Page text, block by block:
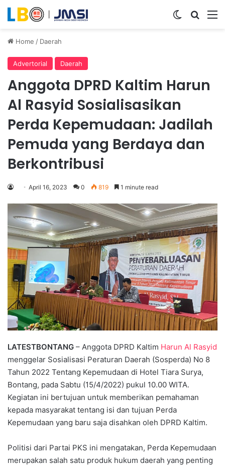
Switch skin
Home / Daerah
Advertorial Daerah
Anggota DPRD Kaltim Harun
Al Rasyid Sosialisasikan
Perda Kepemudaan: Jadilah
Pemuda yang Berdaya dan
Berkontribusi
April 16, 2023 0 819 1 minute read
LATESTBONTANG – Anggota DPRD Kaltim Harun Al Rasyid
menggelar Sosialisasi Peraturan Daerah (Sosperda) No 8
Tahun 2022 Tentang Kepemudaan di Hotel Tiara Surya,
Bontang, pada Sabtu (15/4/2022) pukul 10.00 WITA.
Kegiatan ini bertujuan untuk memberikan pemahaman
kepada masyarakat tentang isi dan tujuan Perda
Kepemudaan yang baru saja disahkan oleh DPRD Kaltim.
Politisi dari Partai PKS ini mengatakan, Perda Kepemudaan
merupakan salah satu produk hukum daerah yang penting